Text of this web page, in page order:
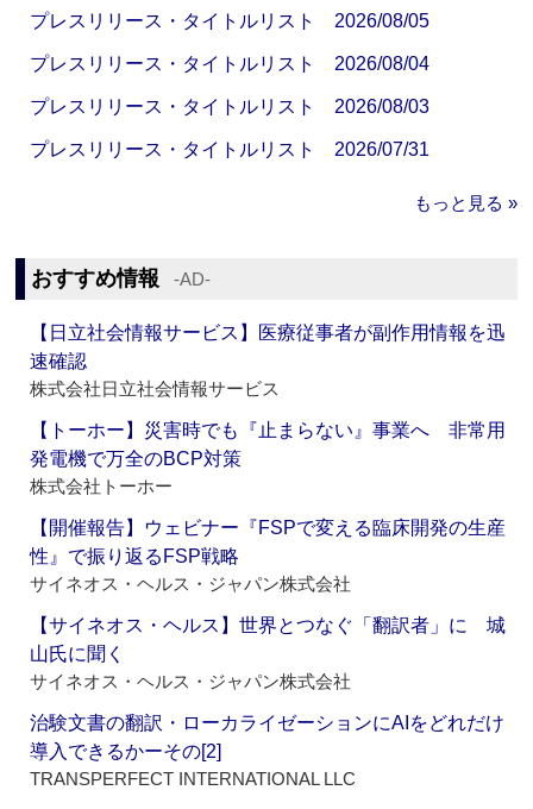
プレスリリース・タイトルリスト 2026/08/05
プレスリリース・タイトルリスト 2026/08/04
プレスリリース・タイトルリスト 2026/08/03
プレスリリース・タイトルリスト 2026/07/31
もっと見る »
おすすめ情報 ‐AD‐
【日立社会情報サービス】医療従事者が副作用情報を迅
速確認
株式会社日立社会情報サービス
【トーホー】災害時でも『止まらない』事業へ 非常用
発電機で万全のBCP対策
株式会社トーホー
【開催報告】ウェビナー『FSPで変える臨床開発の生産
性』で振り返るFSP戦略
サイネオス・ヘルス・ジャパン株式会社
【サイネオス・ヘルス】世界とつなぐ「翻訳者」に 城
山氏に聞く
サイネオス・ヘルス・ジャパン株式会社
治験文書の翻訳・ローカライゼーションにAIをどれだけ
導入できるかーその[2]
TRANSPERFECT INTERNATIONAL LLC